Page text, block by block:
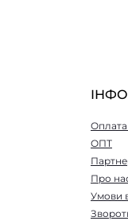
Оплата
ОПТ
Про
Умови